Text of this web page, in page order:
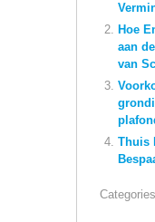
Hoe
aan
van
Thuis